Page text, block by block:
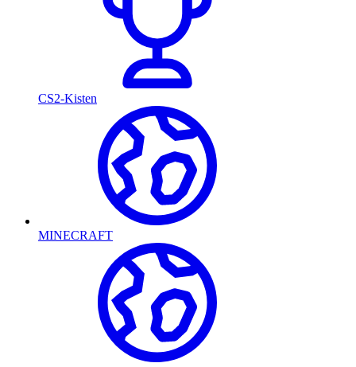
CS2-Kisten
MINECRAFT